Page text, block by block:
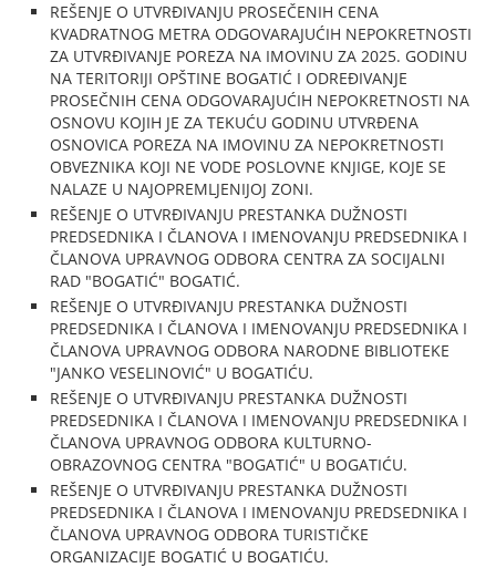
REŠENJE O UTVRĐIVANJU PROSEČENIH CENA
KVADRATNOG METRA ODGOVARAJUĆIH NEPOKRETNOSTI
ZA UTVRĐIVANJE POREZA NA IMOVINU ZA 2025. GODINU
NA TERITORIJI OPŠTINE BOGATIĆ I ODREĐIVANJE
PROSEČNIH CENA ODGOVARAJUĆIH NEPOKRETNOSTI NA
OSNOVU KOJIH JE ZA TEKUĆU GODINU UTVRĐENA
OSNOVICA POREZA NA IMOVINU ZA NEPOKRETNOSTI
OBVEZNIKA KOJI NE VODE POSLOVNE KNJIGE, KOJE SE
NALAZE U NAJOPREMLJENIJOJ ZONI.
REŠENJE O UTVRĐIVANJU PRESTANKA DUŽNOSTI
PREDSEDNIKA I ČLANOVA I IMENOVANJU PREDSEDNIKA I
ČLANOVA UPRAVNOG ODBORA CENTRA ZA SOCIJALNI
RAD "BOGATIĆ" BOGATIĆ.
REŠENJE O UTVRĐIVANJU PRESTANKA DUŽNOSTI
PREDSEDNIKA I ČLANOVA I IMENOVANJU PREDSEDNIKA I
ČLANOVA UPRAVNOG ODBORA NARODNE BIBLIOTEKE
"JANKO VESELINOVIĆ" U BOGATIĆU.
REŠENJE O UTVRĐIVANJU PRESTANKA DUŽNOSTI
PREDSEDNIKA I ČLANOVA I IMENOVANJU PREDSEDNIKA I
ČLANOVA UPRAVNOG ODBORA KULTURNO-
OBRAZOVNOG CENTRA "BOGATIĆ" U BOGATIĆU.
REŠENJE O UTVRĐIVANJU PRESTANKA DUŽNOSTI
PREDSEDNIKA I ČLANOVA I IMENOVANJU PREDSEDNIKA I
ČLANOVA UPRAVNOG ODBORA TURISTIČKE
ORGANIZACIJE BOGATIĆ U BOGATIĆU.